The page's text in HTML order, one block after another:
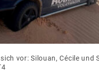
vor: Silouan, Cécile und